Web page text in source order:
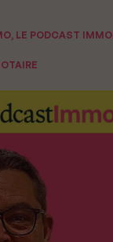
LE PODCAST